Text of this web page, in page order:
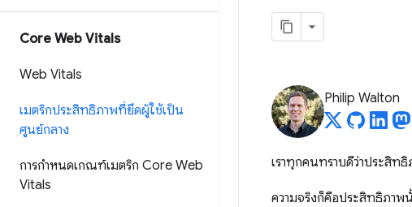
Core Web Vitals
Web Vitals
เมตริกประสิทธิภาพที่ยึดผู้ใช้เป็น
ศูนย์กลาง
การกำหนดเกณฑ์เมตริก Core Web
Vitals
Philip Walton
เราทุกคนทราบดีว่าประสิท
ความจริงก็คือประสิทธิภา